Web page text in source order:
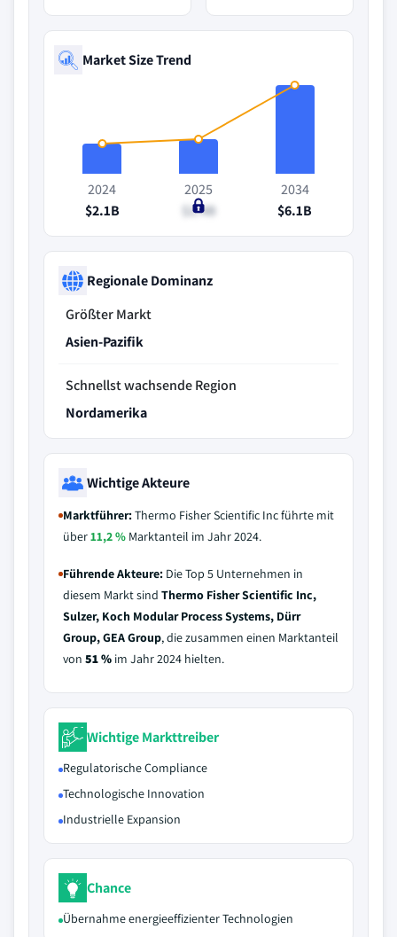
Market Size Trend
2024
$2.1B
2025
$2.4B
2034
$6.1B
Regionale Dominanz
Größter Markt
Asien-Pazifik
Schnellst wachsende Region
Nordamerika
Wichtige Akteure
Marktführer:Thermo Fisher Scientific Inc führte mit
über11,2 % Marktanteil im Jahr 2024.
Führende Akteure: Die Top 5 Unternehmen in
diesem Markt sind Thermo Fisher Scientific Inc,
Sulzer, Koch Modular Process Systems, Dürr
Group, GEA Group, die zusammen einen Marktanteil
von 51 % im Jahr 2024 hielten.
Wichtige Markttreiber
Regulatorische Compliance
Technologische Innovation
Industrielle Expansion
Chance
Übernahme energieeffizienter Technologien